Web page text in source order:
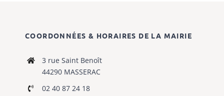
COORDONNÉES & HORAIRES DE LA MAIRIE
3 rue Saint Benoît
44290 MASSERAC
02 40 87 24 18